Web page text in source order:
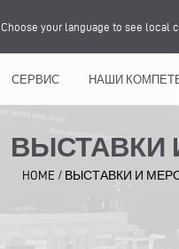
Choose your language to see local
СЕРВИС НАШИ
ВЫСТАВКИ
HOME / ВЫСТАВКИ И